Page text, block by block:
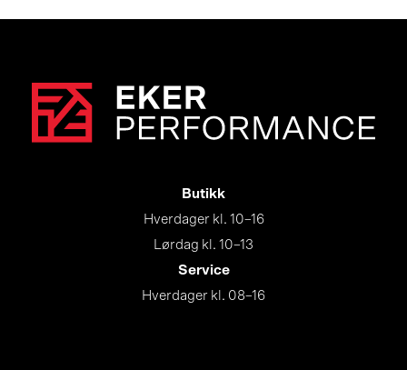
Butikk
Hverdager kl. 10–16
Lørdag kl. 10–13
Service
Hverdager kl. 08–16